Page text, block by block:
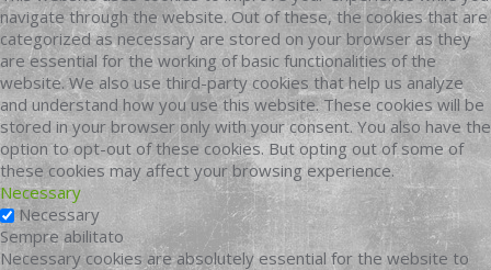
navigate through the website. Out of these, the cookies that are
categorized as necessary are stored on your browser as they
are essential for the working of basic functionalities of the
website. We also use third-party cookies that help us analyze
and understand how you use this website. These cookies will be
stored in your browser only with your consent. You also have the
option to opt-out of these cookies. But opting out of some of
these cookies may affect your browsing experience.
Necessary
Necessary
Sempre abilitato
Necessary cookies are absolutely essential for the website to